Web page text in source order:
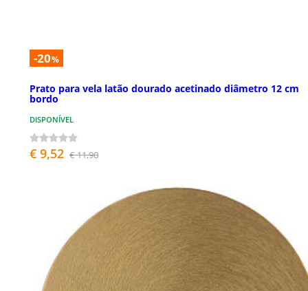
-20%
Prato para vela latão dourado acetinado diâmetro 12 cm
bordo
DISPONÍVEL
€ 9,52 € 11,90